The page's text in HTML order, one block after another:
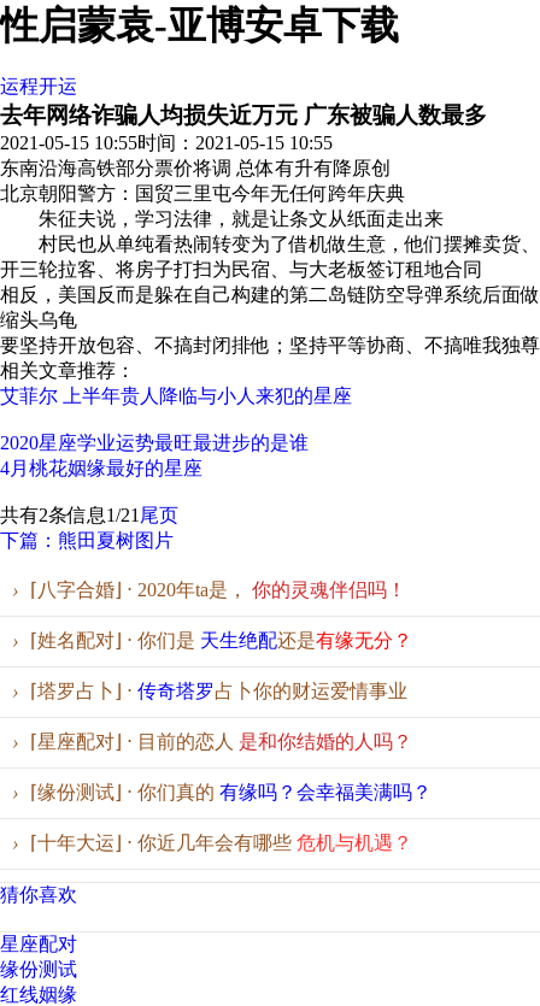
性启蒙袁-亚博安卓下载
运程开运
去年网络诈骗人均损失近万元 广东被骗人数最多
2021-05-15 10:55时间：2021-05-15 10:55
东南沿海高铁部分票价将调 总体有升有降原创
北京朝阳警方：国贸三里屯今年无任何跨年庆典
朱征夫说，学习法律，就是让条文从纸面走出来
村民也从单纯看热闹转变为了借机做生意，他们摆摊卖货、
开三轮拉客、将房子打扫为民宿、与大老板签订租地合同
相反，美国反而是躲在自己构建的第二岛链防空导弹系统后面做
缩头乌龟
要坚持开放包容、不搞封闭排他；坚持平等协商、不搞唯我独尊
相关文章推荐：
艾菲尔 上半年贵人降临与小人来犯的星座
2020星座学业运势最旺最进步的是谁
4月桃花姻缘最好的星座
共有2条信息1/21 尾页
下篇：熊田夏树图片
› ⌈八字合婚⌋ ⋅ 2020年ta是， 你的灵魂伴侣吗！
› ⌈姓名配对⌋ ⋅ 你们是 天生绝配还是有缘无分？
› ⌈塔罗占卜⌋ ⋅ 传奇塔罗占卜你的财运爱情事业
› ⌈星座配对⌋ ⋅ 目前的恋人 是和你结婚的人吗？
› ⌈缘份测试⌋ ⋅ 你们真的 有缘吗？会幸福美满吗？
› ⌈十年大运⌋ ⋅ 你近几年会有哪些 危机与机遇？
猜你喜欢
星座配对
缘份测试
红线姻缘